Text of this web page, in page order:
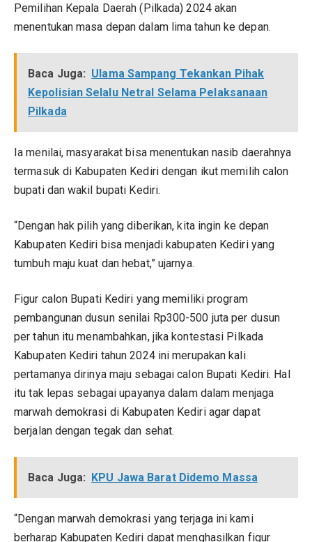
Pemilihan Kepala Daerah (Pilkada) 2024 akan
menentukan masa depan dalam lima tahun ke depan.
Baca Juga: Ulama Sampang Tekankan Pihak
Kepolisian Selalu Netral Selama Pelaksanaan
Pilkada
Ia menilai, masyarakat bisa menentukan nasib daerahnya
termasuk di Kabupaten Kediri dengan ikut memilih calon
bupati dan wakil bupati Kediri.
“Dengan hak pilih yang diberikan, kita ingin ke depan
Kabupaten Kediri bisa menjadi kabupaten Kediri yang
tumbuh maju kuat dan hebat,” ujarnya.
Figur calon Bupati Kediri yang memiliki program
pembangunan dusun senilai Rp300-500 juta per dusun
per tahun itu menambahkan, jika kontestasi Pilkada
Kabupaten Kediri tahun 2024 ini merupakan kali
pertamanya dirinya maju sebagai calon Bupati Kediri. Hal
itu tak lepas sebagai upayanya dalam dalam menjaga
marwah demokrasi di Kabupaten Kediri agar dapat
berjalan dengan tegak dan sehat.
Baca Juga: KPU Jawa Barat Didemo Massa
“Dengan marwah demokrasi yang terjaga ini kami
berharap Kabupaten Kediri dapat menghasilkan figur